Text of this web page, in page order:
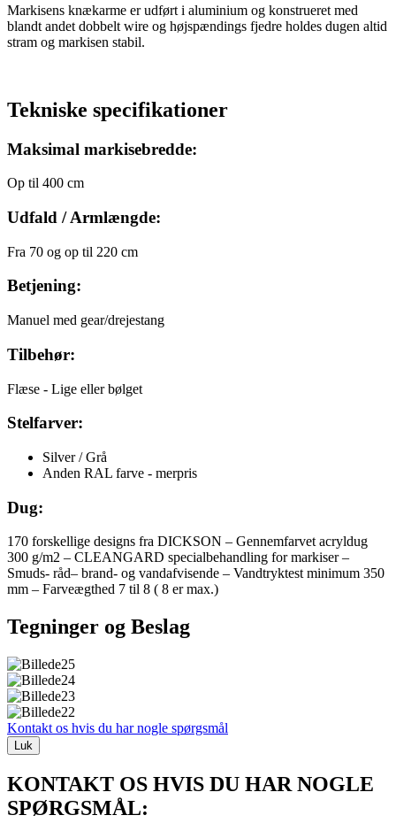
Markisens knækarme er udført i aluminium og konstrueret med
blandt andet dobbelt wire og højspændings fjedre holdes dugen altid
stram og markisen stabil.
Tekniske specifikationer
Maksimal markisebredde:
Op til 400 cm
Udfald / Armlængde:
Fra 70 og op til 220 cm
Betjening:
Manuel med gear/drejestang
Tilbehør:
Flæse - Lige eller bølget
Stelfarver:
Silver / Grå
Anden RAL farve - merpris
Dug:
170 forskellige designs fra DICKSON – Gennemfarvet acryldug
300 g/m2 – CLEANGARD specialbehandling for markiser –
Smuds- råd– brand- og vandafvisende – Vandtryktest minimum 350
mm – Farveægthed 7 til 8 ( 8 er max.)
Tegninger og Beslag
Kontakt os hvis du har nogle spørgsmål
Luk
KONTAKT OS HVIS DU HAR NOGLE
SPØRGSMÅL: